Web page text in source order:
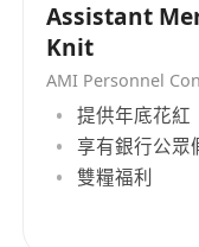
Assistant
Knit
AMI Personnel
提供年底花紅
享有銀行公眾
雙糧福利